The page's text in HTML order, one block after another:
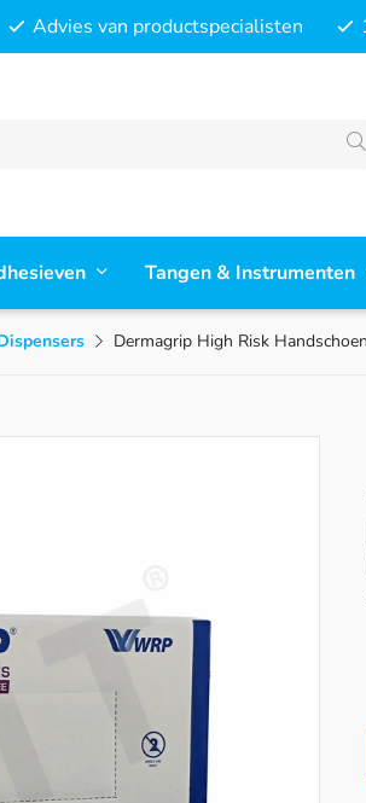
Advies van productspecialisten
Tangen & Instrumenten
Dermagrip High Risk